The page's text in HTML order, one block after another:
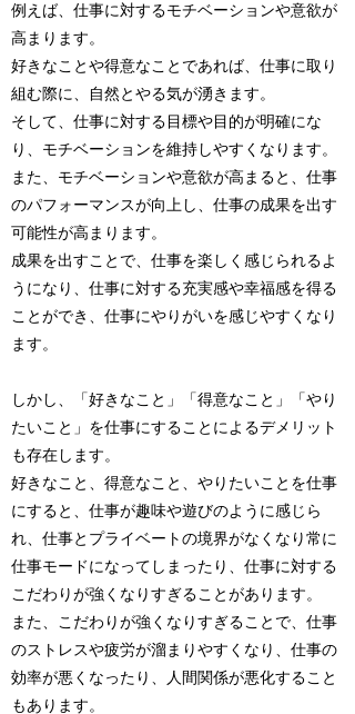
例えば、仕事に対するモチベーションや意欲が
高まります。
好きなことや得意なことであれば、仕事に取り
組む際に、自然とやる気が湧きます。
そして、仕事に対する目標や目的が明確にな
り、モチベーションを維持しやすくなります。
また、モチベーションや意欲が高まると、仕事
のパフォーマンスが向上し、仕事の成果を出す
可能性が高まります。
成果を出すことで、仕事を楽しく感じられるよ
うになり、仕事に対する充実感や幸福感を得る
ことができ、仕事にやりがいを感じやすくなり
ます。
しかし、「好きなこと」「得意なこと」「やり
たいこと」を仕事にすることによるデメリット
も存在します。
好きなこと、得意なこと、やりたいことを仕事
にすると、仕事が趣味や遊びのように感じら
れ、仕事とプライベートの境界がなくなり常に
仕事モードになってしまったり、 仕事に対する
こだわりが強くなりすぎることがあります。
また、こだわりが強くなりすぎることで、仕事
のストレスや疲労が溜まりやすくなり、 仕事の
効率が悪くなったり、
人間関係が悪化すること
もあります。